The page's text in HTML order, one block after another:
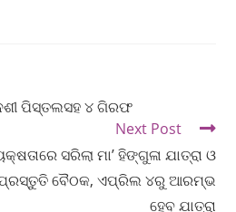
ପିସ୍ତଲସହ ୪ ଗିରଫ
Next Post
ସରିଲା ମା’ ହିଙ୍ଗୁଳା ଯାତ୍ରା ଓ
ବୈଠକ, ଏପ୍ରିଲ ୪ରୁ ଆରମ୍ଭ
ହେବ ଯାତ୍ରା